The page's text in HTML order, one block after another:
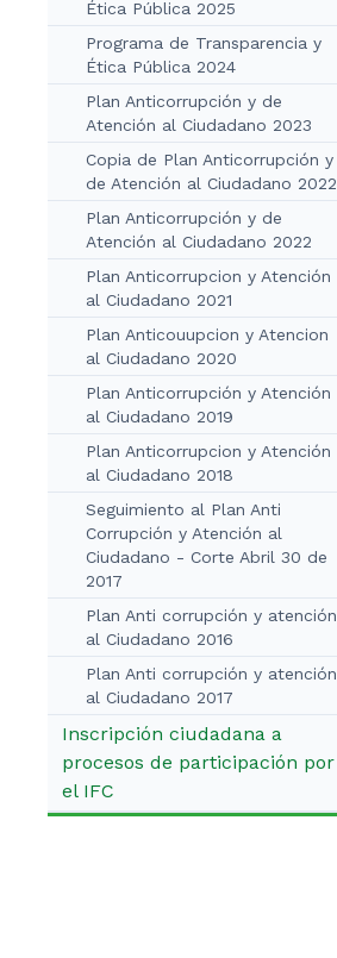
Ética Pública 2025
Programa de Transparencia y
Ética Pública 2024
Plan Anticorrupción y de
Atención al Ciudadano 2023
Copia de Plan Anticorrupción y
de Atención al Ciudadano 2022
Plan Anticorrupción y de
Atención al Ciudadano 2022
Plan Anticorrupcion y Atención
al Ciudadano 2021
Plan Anticouupcion y Atencion
al Ciudadano 2020
Plan Anticorrupción y Atención
al Ciudadano 2019
Plan Anticorrupcion y Atención
al Ciudadano 2018
Seguimiento al Plan Anti
Corrupción y Atención al
Ciudadano - Corte Abril 30 de
2017
Plan Anti corrupción y atención
al Ciudadano 2016
Plan Anti corrupción y atención
al Ciudadano 2017
Inscripción ciudadana a
procesos de participación por
el IFC